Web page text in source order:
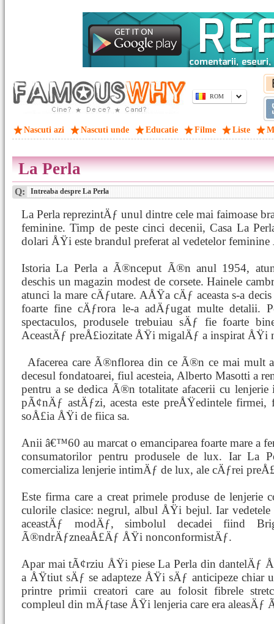
ROM
Nascuti azi Nascuti unde Educatie Filme Liste
La Perla
Q: Intreaba despre La Perla
La Perla reprezintÄƒ unul dintre cele mai faimoase
feminine. Timp de peste cinci decenii, Casa La
dolari ÅŸi este brandul preferat al vedetelor
Istoria La Perla a Ã®nceput Ã®n anul 1954,
deschis un magazin modest de corsete. Hainele
atunci la mare cÄƒutare. AÅŸa cÄƒ aceasta s-a
foarte fine cÄƒrora le-a adÄƒugat multe detalii.
spectaculos, produsele trebuiau sÄƒ fie foarte
AceastÄƒ preÅ£iozitate ÅŸi migalÄƒ a inspirat ÅŸi
Afacerea care Ã®nflorea din ce Ã®n ce mai mult
decesul fondatoarei, fiul acesteia, Alberto Masotti a
pentru a se dedica Ã®n totalitate afacerii cu
pÃ¢nÄƒ astÄƒzi, acesta este preÅŸedintele
soÅ£ia ÅŸi de fiica sa.
Anii â€™60 au marcat o emanciparea foarte mare a
consumatorilor pentru produsele de lux. Iar La
comercializa lenjerie intimÄƒ de lux, ale cÄƒrei
Este firma care a creat primele produse de
culorile clasice: negrul, albul ÅŸi bejul. Iar
aceastÄƒ modÄƒ, simbolul decadei fiind
Ã®ndrÄƒzneaÅ£Äƒ ÅŸi nonconformistÄƒ.
Apar mai tÃ¢rziu ÅŸi piese La Perla din dantelÄƒ
a ÅŸtiut sÄƒ se adapteze ÅŸi sÄƒ anticipeze chiar
printre primii creatori care au folosit fibrele
compleul din mÄƒtase ÅŸi lenjeria care era aleasÄƒ